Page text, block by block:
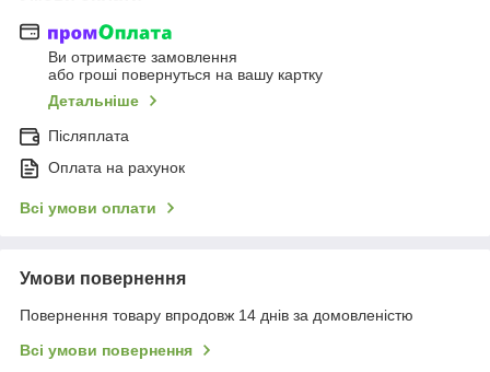
Ви отримаєте замовлення
або гроші повернуться на вашу картку
Детальніше
Післяплата
Оплата на рахунок
Всі умови оплати
Умови повернення
Повернення товару впродовж 14 днів за домовленістю
Всі умови повернення